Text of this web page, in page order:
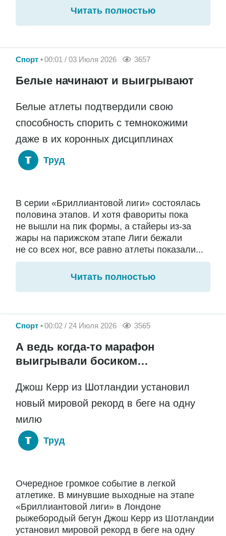
Читать полностью
Спорт 00:01 / 03 Июля 2026 3657
Белые начинают и выигрывают
Белые атлеты подтвердили свою
способность спорить с темнокожими
даже в их коронных дисциплинах
Труд
В серии «Бриллиантовой лиги» состоялась
половина этапов. И хотя фавориты пока
не вышли на пик формы, а стайеры из-за
жары на парижском этапе Лиги бежали
не со всех ног, все равно атлеты показали...
Читать полностью
Спорт 00:02 / 24 Июля 2026 3565
А ведь когда-то марафон
выигрывали босиком…
Джош Керр из Шотландии установил
новый мировой рекорд в беге на одну
милю
Труд
Очередное громкое событие в легкой
атлетике. В минувшие выходные на этапе
«Бриллиантовой лиги» в Лондоне
рыжебородый бегун Джош Керр из Шотландии
установил мировой рекорд в беге на одну